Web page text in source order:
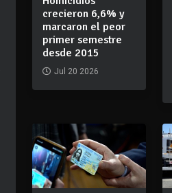
crecieron 6,6% y
marcaron el peor
primer semestre
desde 2015
Jul 20 2026